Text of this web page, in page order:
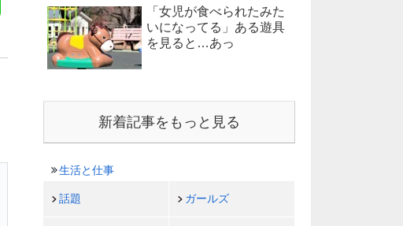
「女児が食べられたみた
いになってる」ある遊具
を見ると…あっ
新着記事をもっと見る
生活と仕事
話題 ガールズ